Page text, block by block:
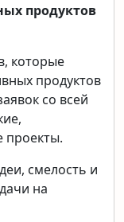
продуктов
которые
продуктов
со всей
проекты.
смелость и
на